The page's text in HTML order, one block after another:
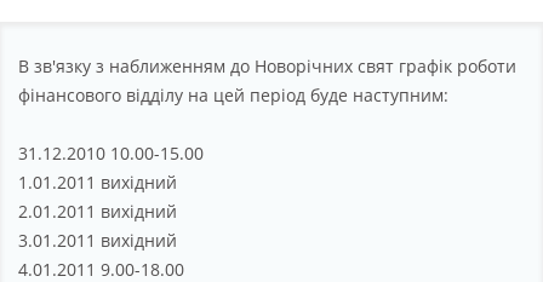
Партнерство
Про компанію
В зв'язку з наближенням до Новорічних свят графік роботи
фінансового відділу на цей період буде наступним:
31.12.2010 10.00-15.00
1.01.2011 вихідний
2.01.2011 вихідний
3.01.2011 вихідний
4.01.2011 9.00-18.00